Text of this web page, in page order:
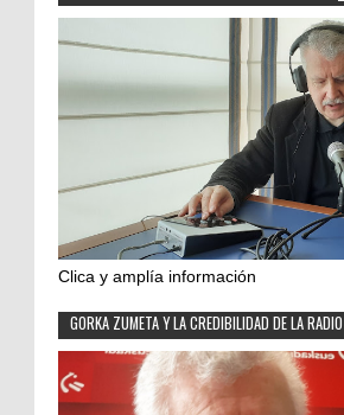
Clica y amplía información
GORKA ZUMETA Y LA CREDIBILIDAD DE LA RADIO